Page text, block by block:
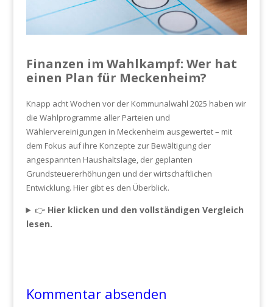
Finanzen im Wahlkampf: Wer hat
einen Plan für Meckenheim?
Knapp acht Wochen vor der Kommunalwahl 2025 haben wir
die Wahlprogramme aller Parteien und
Wählervereinigungen in Meckenheim ausgewertet – mit
dem Fokus auf ihre Konzepte zur Bewältigung der
angespannten Haushaltslage, der geplanten
Grundsteuererhöhungen und der wirtschaftlichen
Entwicklung. Hier gibt es den Überblick.
👉 Hier klicken und den vollständigen Vergleich
lesen.
Kommentar absenden